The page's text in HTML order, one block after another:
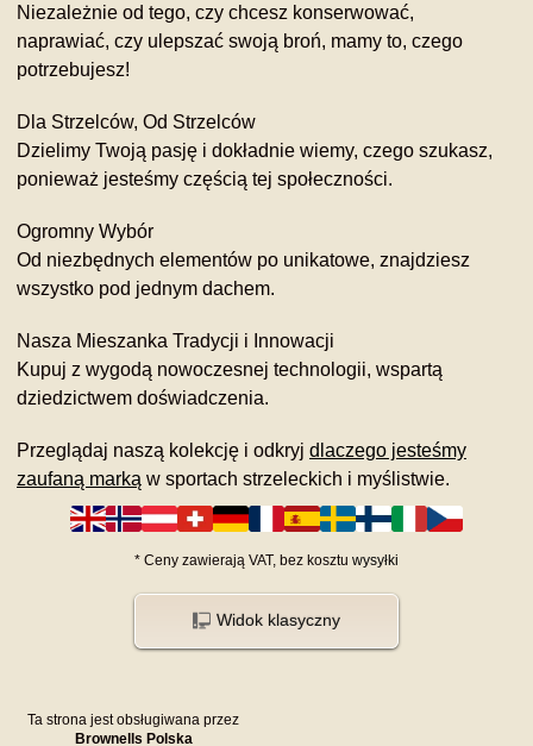
Niezależnie od tego, czy chcesz konserwować,
naprawiać, czy ulepszać swoją broń, mamy to, czego
potrzebujesz!
Dla Strzelców, Od Strzelców
Dzielimy Twoją pasję i dokładnie wiemy, czego szukasz,
ponieważ jesteśmy częścią tej społeczności.
Ogromny Wybór
Od niezbędnych elementów po unikatowe, znajdziesz
wszystko pod jednym dachem.
Nasza Mieszanka Tradycji i Innowacji
Kupuj z wygodą nowoczesnej technologii, wspartą
dziedzictwem doświadczenia.
Przeglądaj naszą kolekcję i odkryj dlaczego jesteśmy
zaufaną marką w sportach strzeleckich i myślistwie.
* Ceny zawierają VAT, bez kosztu wysyłki
Widok klasyczny
Ta strona jest obsługiwana przez
Brownells Polska